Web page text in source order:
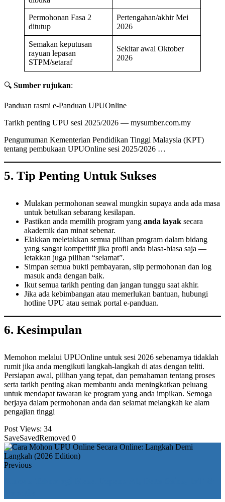
Permohonan Fasa 2
ditutup
Pertengahan/akhir Mei
2026
Semakan keputusan
rayuan lepasan
STPM/setaraf
Sekitar awal Oktober
2026
🔍 Sumber rujukan:
Panduan rasmi e-Panduan UPUOnline
Tarikh penting UPU sesi 2025/2026 — mysumber.com.my
Pengumuman Kementerian Pendidikan Tinggi Malaysia (KPT)
tentang pembukaan UPUOnline sesi 2025/2026 …
5. Tip Pent­ing Untuk Sukses
Mulakan permohonan seawal mungkin supaya anda ada masa
untuk betulkan sebarang kesilapan.
Pastikan anda memilih program yang anda layak secara
akademik dan minat sebenar.
Elakkan meletakkan semua pilihan program dalam bidang
yang sangat kompetitif jika profil anda biasa-biasa saja —
letakkan juga pilihan “selamat”.
Simpan semua bukti pembayaran, slip permohonan dan log
masuk anda dengan baik.
Ikut semua tarikh penting dan jangan tunggu saat akhir.
Jika ada kebimbangan atau memerlukan bantuan, hubungi
hotline UPU atau semak portal e-panduan.
6. Kesimpulan
Memohon melalui UPUOnline untuk sesi 2026 sebenarnya tidaklah
rumit jika anda mengikuti langkah-langkah di atas dengan teliti.
Persiapan awal, pilihan yang tepat, dan pemahaman tentang proses
serta tarikh penting akan membantu anda meningkatkan peluang
untuk mendapat tawaran ke program yang anda impikan. Semoga
berjaya dalam permohonan anda dan selamat melangkah ke alam
pengajian tinggi
Post Views: 34
SaveSavedRemoved 0
Previous